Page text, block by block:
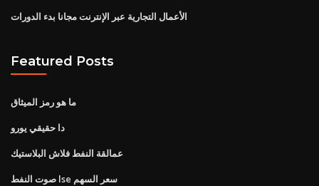
الأعمال التجارية عبر الإنترنت مجانا بدء الدورات
Featured Posts
ما هو رمز الميثاق
دا حقيقي يورو
عمالقة النفط فلاش البلاستيك
صوت النفط lse سعر السهم